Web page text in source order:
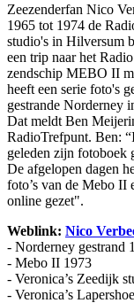
Zeezenderfan Nico
1965 tot 1974 de
studio's in Hilversum
een trip naar het
zendschip MEBO II
heeft een serie foto's
gestrande Norderney
Dat meldt Ben
RadioTrefpunt. Ben:
geleden zijn fotoboek
De afgelopen dagen
foto’s van de Mebo II
online gezet".
Weblink: Nico
- Norderney gestrand
- Mebo II 1973
- Veronica’s Zeedijk
- Veronica’s